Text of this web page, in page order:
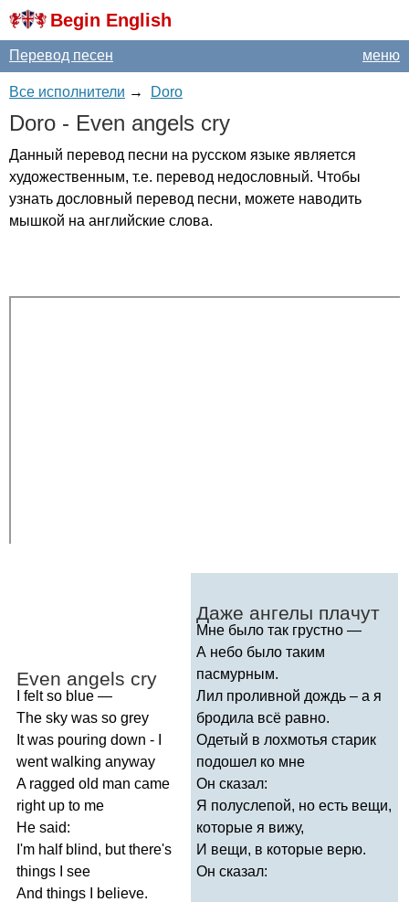
Begin English
меню
Перевод песен
Все исполнители → Doro
Doro - Even angels cry
Данный перевод песни на русском языке является
художественным, т.е. перевод недословный. Чтобы
узнать дословный перевод песни, можете наводить
мышкой на английские слова.
Even angels cry
felt so blue —
The sky was so grey
It was pouring down -
went walking anyway
A ragged old man came
right up to me
He said:
I'm half blind, but there's
things
see
And things believe.
Даже ангелы плачут
Мне было так грустно —
А небо было таким
пасмурным.
Лил проливной дождь – а я
бродила всё равно.
Одетый в лохмотья старик
подошел ко мне
Он сказал:
Я полуслепой, но есть вещи,
которые я вижу,
И вещи, в которые верю.
Он сказал: